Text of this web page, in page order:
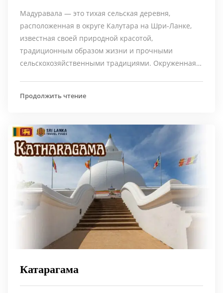
Мадуравала — это тихая сельская деревня,
расположенная в округе Калутара на Шри-Ланке,
известная своей природной красотой,
традиционным образом жизни и прочными
сельскохозяйственными традициями. Окруженная…
Продолжить чтение
Катарагама